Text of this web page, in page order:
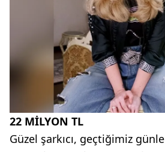
22 MİLYON TL
Güzel şarkıcı, geçtiğimiz